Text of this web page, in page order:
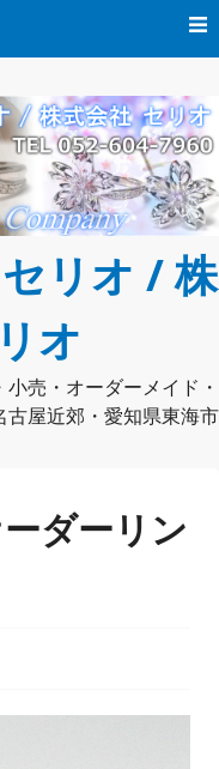
リオ / 株
オ
売・オーダーメイド・
古屋近郊・愛知県東海市
ダーリン